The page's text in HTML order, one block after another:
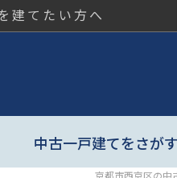
建てたい方へ
中古一戸建てをさがす
京都市西京区の中